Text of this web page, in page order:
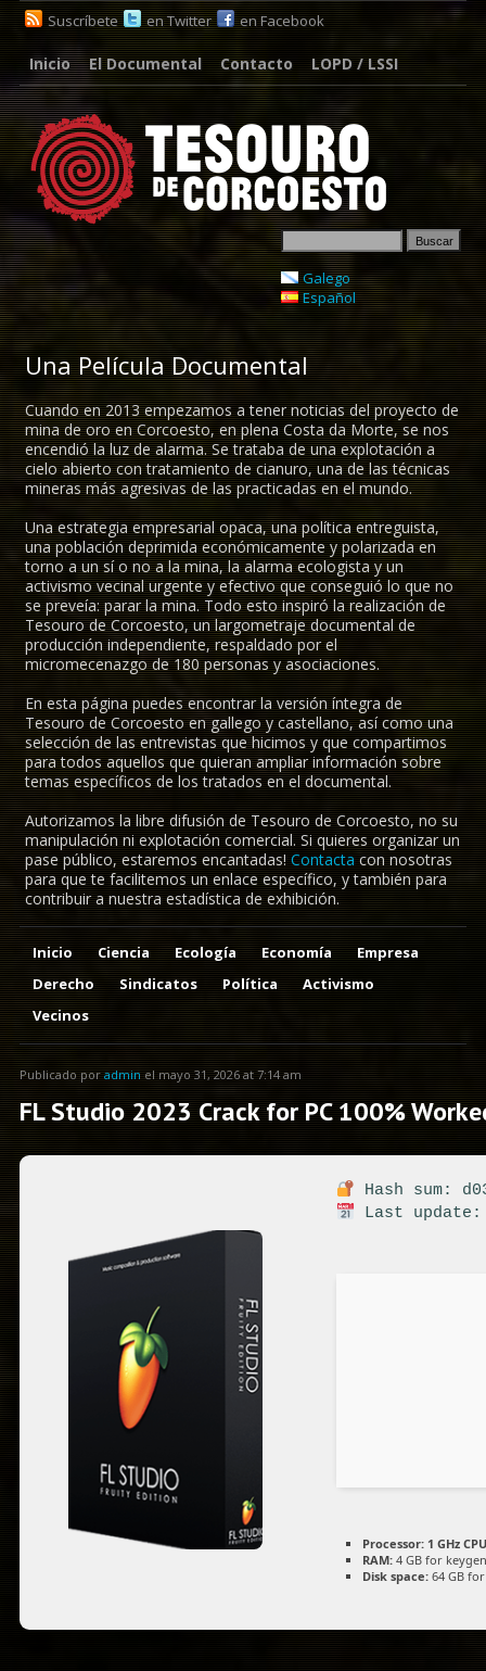
Suscríbete en Twitter en Facebook
Inicio El Documental Contacto LOPD / LSSI
Galego
Español
Una Película Documental
Cuando en 2013 empezamos a tener noticias del proyecto de
mina de oro en Corcoesto, en plena Costa da Morte, se nos
encendió la luz de alarma. Se trataba de una explotación a
cielo abierto con tratamiento de cianuro, una de las técnicas
mineras más agresivas de las practicadas en el mundo.
Una estrategia empresarial opaca, una política entreguista,
una población deprimida económicamente y polarizada en
torno a un sí o no a la mina, la alarma ecologista y un
activismo vecinal urgente y efectivo que conseguió lo que no
se preveía: parar la mina. Todo esto inspiró la realización de
Tesouro de Corcoesto, un largometraje documental de
producción independiente, respaldado por el
micromecenazgo de 180 personas y asociaciones.
En esta página puedes encontrar la versión íntegra de
Tesouro de Corcoesto en gallego y castellano, así como una
selección de las entrevistas que hicimos y que compartimos
para todos aquellos que quieran ampliar información sobre
temas específicos de los tratados en el documental.
Autorizamos la libre difusión de Tesouro de Corcoesto, no su
manipulación ni explotación comercial. Si quieres organizar un
pase público, estaremos encantadas! Contactacon nosotras
para que te facilitemos un enlace específico, y también para
contribuir a nuestra estadística de exhibición.
Inicio Ciencia Ecología Economía
Empresa
Derecho
Sindicatos Política
Activismo
Vecinos
Publicado poradminel mayo 31, 2026 at 7:14 am
FL Studio 2023 Crack for PC 100%
Hash sum:
Last update:
Processor:1 GHz
RAM:4 GB for keygen
Disk space:64 GB